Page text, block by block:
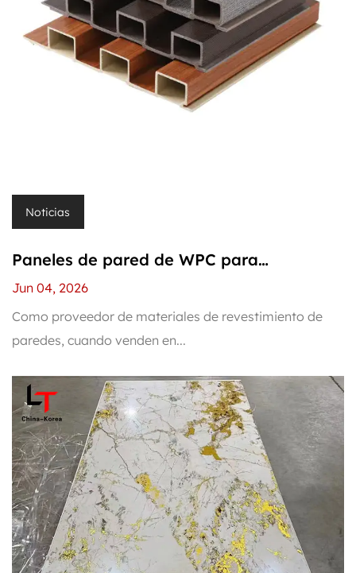
Noticias
Paneles de pared de WPC para
exportación: cumplimiento de estándares
globales de calidad y sostenibilidad
Jun 04, 2026
Como proveedor de materiales de revestimiento de
paredes, cuando venden en...